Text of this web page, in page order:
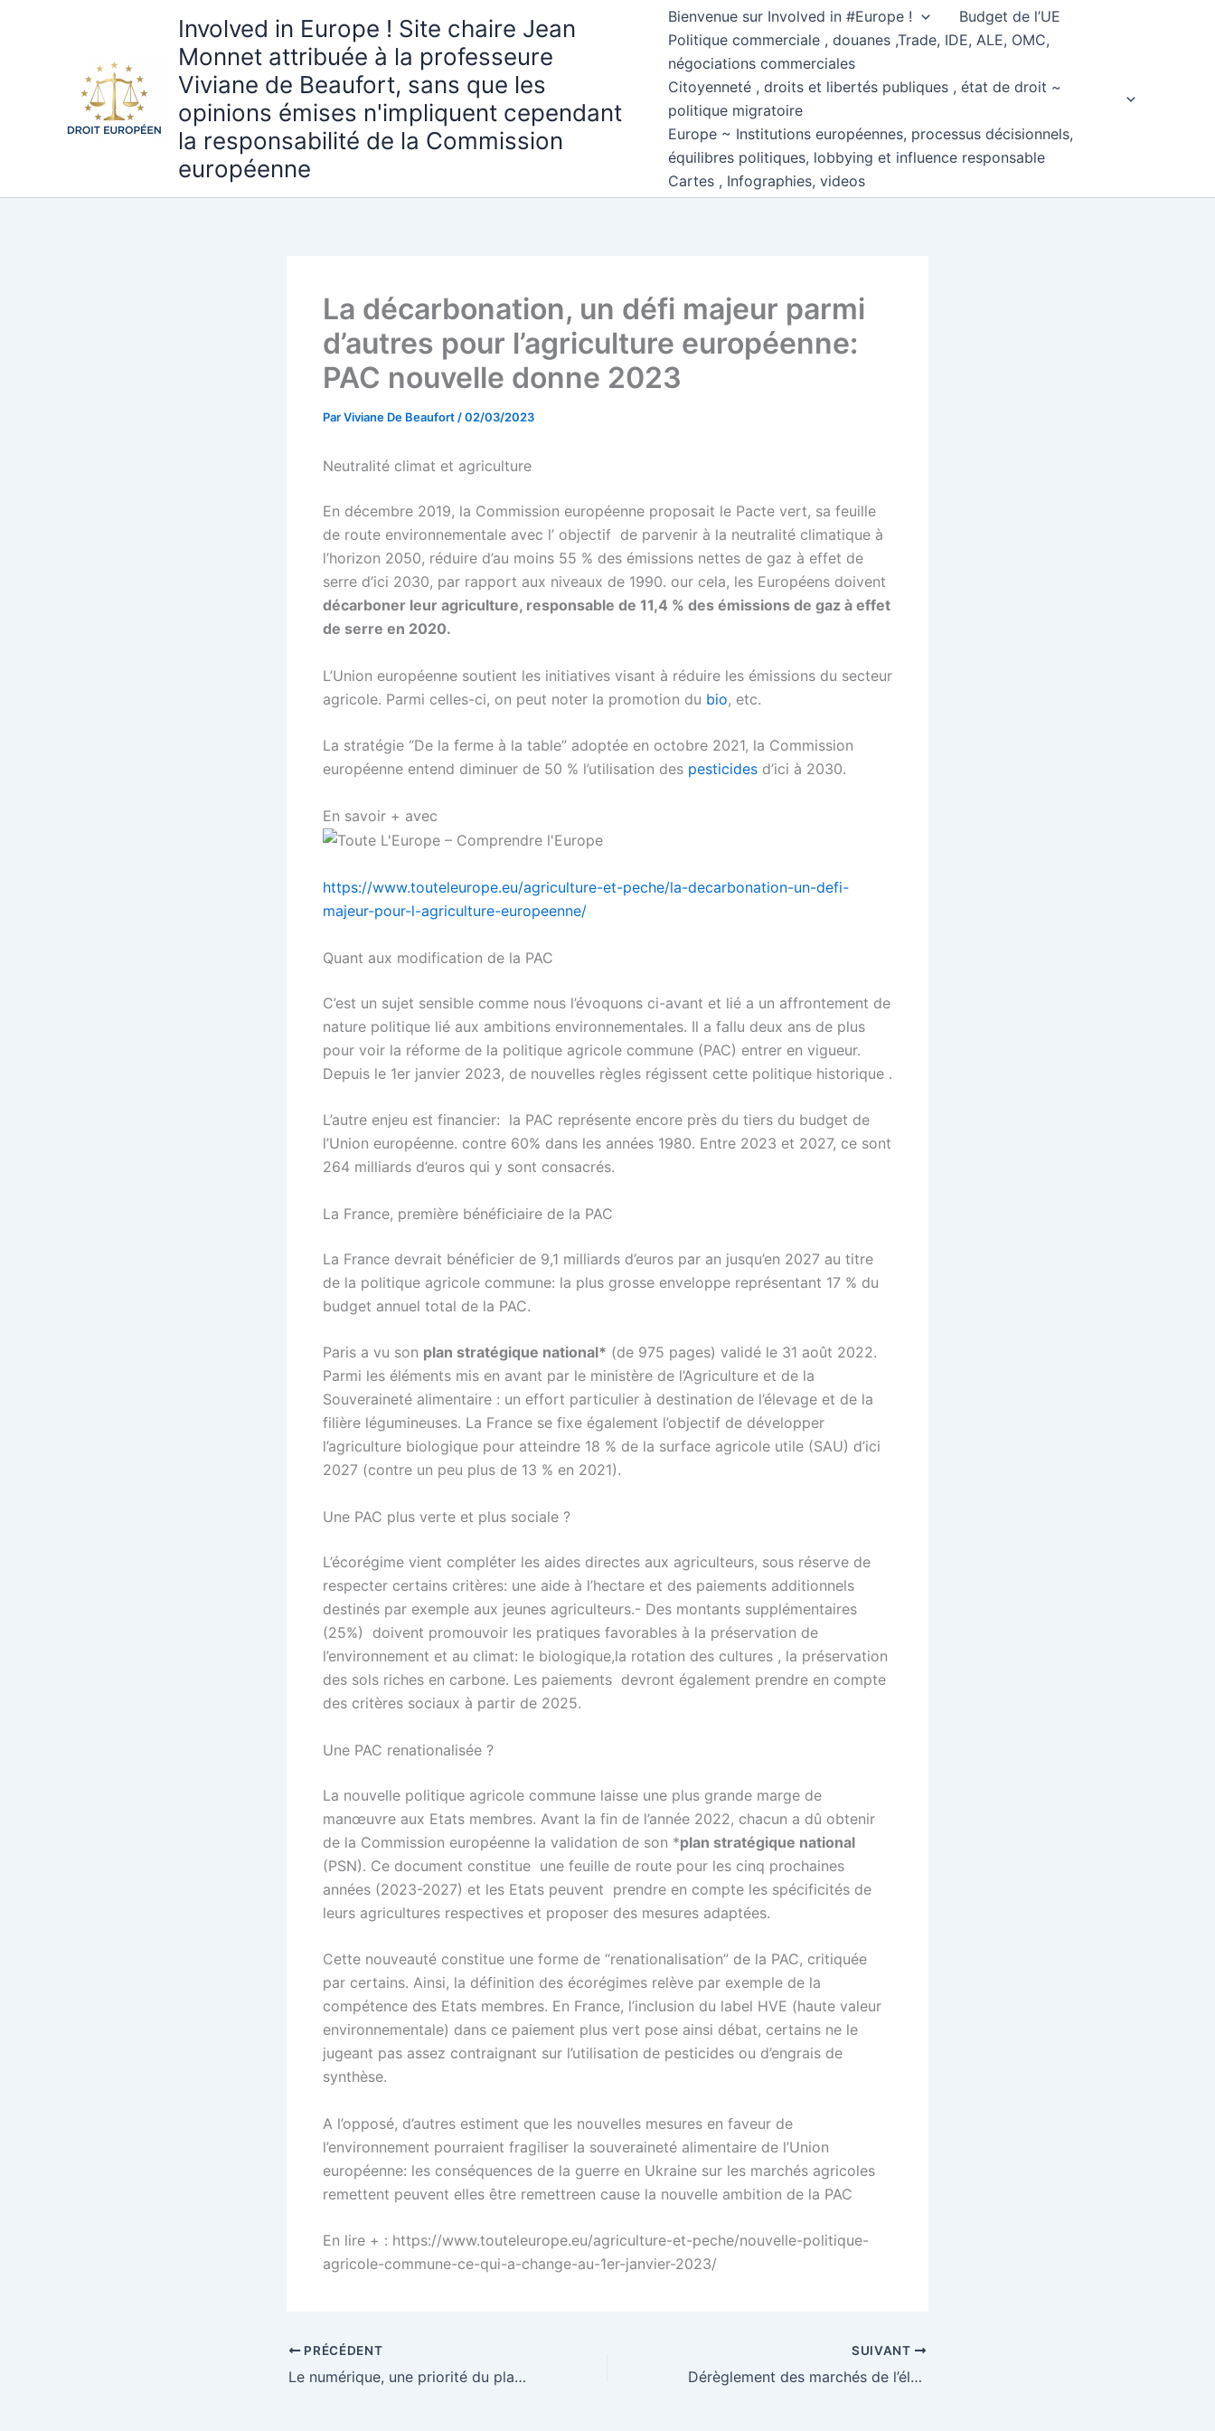
Involved in Europe ! Site chaire Jean
Monnet attribuée à la professeure
Viviane de Beaufort, sans que les
opinions émises n'impliquent cependant
la responsabilité de la Commission
européenne
Bienvenue sur Involved in #Europe !
Budget de l’UE
Politique commerciale , douanes ,Trade, IDE, ALE, OMC,
négociations commerciales
Citoyenneté , droits et libertés publiques , état de droit ~
politique migratoire
Europe ~ Institutions européennes, processus décisionnels,
équilibres politiques, lobbying et influence responsable
Cartes , Infographies, videos
La décarbonation, un défi majeur parmi
d’autres pour l’agriculture européenne:
PAC nouvelle donne 2023
ParViviane De Beaufort /02/03/2023
Neutralité climat et agriculture
En décembre 2019, la Commission européenne proposait le Pacte vert, sa feuille
de route environnementale avec l’ objectif de parvenir à la neutralité climatique à
l’horizon 2050, réduire d’au moins 55 % des émissions nettes de gaz à effet de
serre d’ici 2030, par rapport aux niveaux de 1990. our cela, les Européens doivent
décarboner leur agriculture, responsable de 11,4 % des émissions de gaz à effet
de serre en 2020.
L’Union européenne soutient les initiatives visant à réduire les émissions du secteur
agricole. Parmi celles-ci, on peut noter la promotion du bio, etc.
La stratégie “De la ferme à la table” adoptée en octobre 2021, la Commission
européenne entend diminuer de 50 % l’utilisation des pesticides d’ici à 2030.
En savoir + avec
https://www.touteleurope.eu/agriculture-et-peche/la-decarbonation-un-defi-
majeur-pour-l-agriculture-europeenne/
Quant aux modification de la PAC
C’est un sujet sensible comme nous l’évoquons ci-avant et lié a un affrontement de
nature politique lié aux ambitions environnementales. Il a fallu deux ans de plus
pour voir la réforme de la politique agricole commune (PAC) entrer en vigueur.
Depuis le 1er janvier 2023, de nouvelles règles régissent cette politique historique .
L’autre enjeu est financier: la PAC représente encore près du tiers du budget de
l’Union européenne. contre 60% dans les années 1980. Entre 2023 et 2027, ce sont
264 milliards d’euros qui y sont consacrés.
La France, première bénéficiaire de la PAC
La France devrait bénéficier de 9,1 milliards d’euros par an jusqu’en 2027 au titre
de la politique agricole commune: la plus grosse enveloppe représentant 17 % du
budget annuel total de la PAC.
Paris a vu son plan stratégique national* (de 975 pages) validé le 31 août 2022.
Parmi les éléments mis en avant par le ministère de l’Agriculture et de la
Souveraineté alimentaire : un effort particulier à destination de l’élevage et de la
filière légumineuses. La France se fixe également l’objectif de développer
l’agriculture biologique pour atteindre 18 % de la surface agricole utile (SAU) d’ici
2027 (contre un peu plus de 13 % en 2021).
Une PAC plus verte et plus sociale ?
L’écorégime vient compléter les aides directes aux agriculteurs, sous réserve de
respecter certains critères: une aide à l’hectare et des paiements additionnels
destinés par exemple aux jeunes agriculteurs.- Des montants supplémentaires
(25%) doivent promouvoir les pratiques favorables à la préservation de
l’environnement et au climat: le biologique,la rotation des cultures , la préservation
des sols riches en carbone. Les paiements devront également prendre en compte
des critères sociaux à partir de 2025.
Une PAC renationalisée ?
La nouvelle politique agricole commune laisse une plus grande marge de
manœuvre aux Etats membres. Avant la fin de l’année 2022, chacun a dû obtenir
de la Commission européenne la validation de son *plan stratégique national
(PSN). Ce document constitue une feuille de route pour les cinq prochaines
années (2023-2027) et les Etats peuvent prendre en compte les spécificités de
leurs agricultures respectives et proposer des mesures adaptées.
Cette nouveauté constitue une forme de “renationalisation” de la PAC, critiquée
par certains. Ainsi, la définition des écorégimes relève par exemple de la
compétence des Etats membres. En France, l’inclusion du label HVE (haute valeur
environnementale) dans ce paiement plus vert pose ainsi débat, certains ne le
jugeant pas assez contraignant sur l’utilisation de pesticides ou d’engrais de
synthèse.
A l’opposé, d’autres estiment que les nouvelles mesures en faveur de
l’environnement pourraient fragiliser la souveraineté alimentaire de l’Union
européenne: les conséquences de la guerre en Ukraine sur les marchés agricoles
remettent peuvent elles être remettreen cause la nouvelle ambition de la PAC
En lire + : https://www.touteleurope.eu/agriculture-et-peche/nouvelle-politique-
agricole-commune-ce-qui-a-change-au-1er-janvier-2023/
PRÉCÉDENT
Le numérique, une priorité du plan de relance européen
SUIVANT
Dérèglement des marchés de l’électricité : pourquoi et quelles solutions ?